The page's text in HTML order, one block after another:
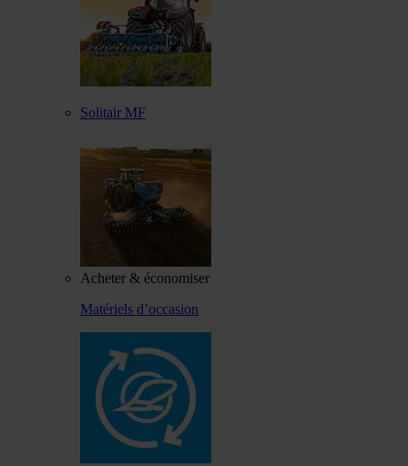
Solitair MF
Acheter & économiser
Matériels d’occasion